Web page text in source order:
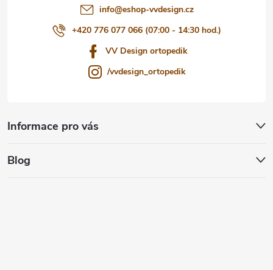
info@eshop-vvdesign.cz
+420 776 077 066 (07:00 - 14:30 hod.)
VV Design ortopedik
/vvdesign_ortopedik
Informace pro vás
Blog